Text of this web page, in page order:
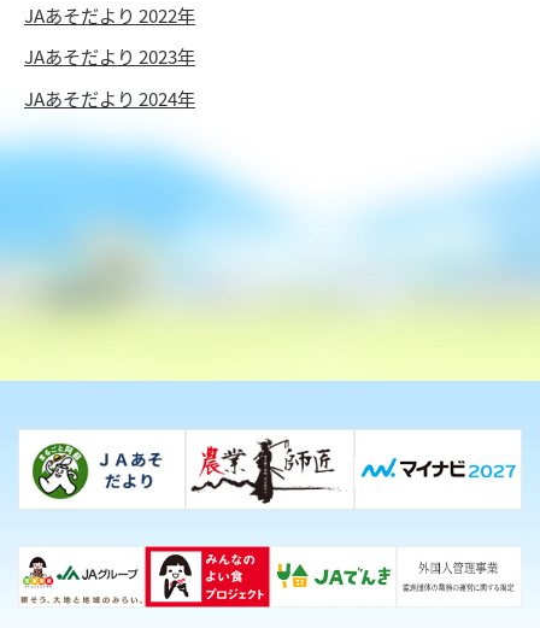
JAあそだより 2022年
JAあそだより 2023年
JAあそだより 2024年